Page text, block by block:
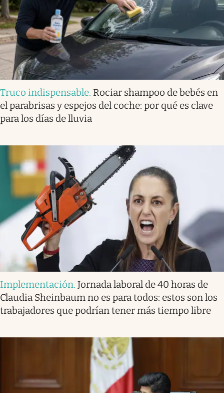
Truco indispensable. Rociar shampoo de bebés en
el parabrisas y espejos del coche: por qué es clave
para los días de lluvia
Implementación. Jornada laboral de 40 horas de
Claudia Sheinbaum no es para todos: estos son los
trabajadores que podrían tener más tiempo libre